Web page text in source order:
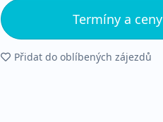
Termíny a ceny
Přidat do oblíbených zájezdů